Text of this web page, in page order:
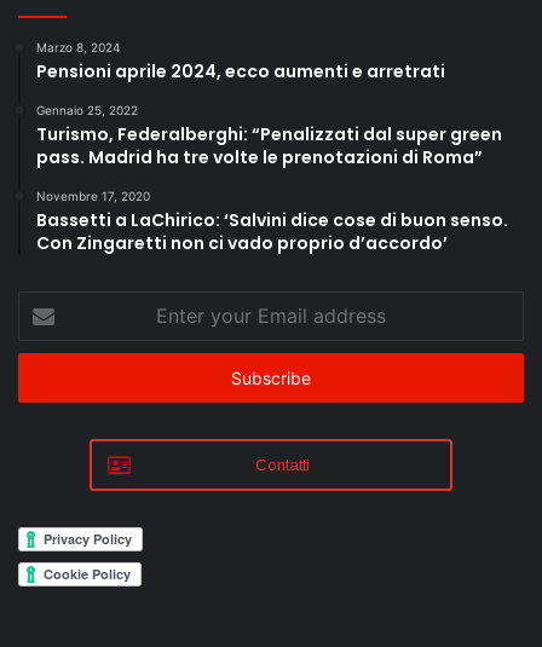
Marzo 8, 2024
Pensioni aprile 2024, ecco aumenti e arretrati
Gennaio 25, 2022
Turismo, Federalberghi: “Penalizzati dal super green
pass. Madrid ha tre volte le prenotazioni di Roma”
Novembre 17, 2020
Bassetti a LaChirico: ‘Salvini dice cose di buon senso.
Con Zingaretti non ci vado proprio d’accordo’
Enter
your
Email
Contatti